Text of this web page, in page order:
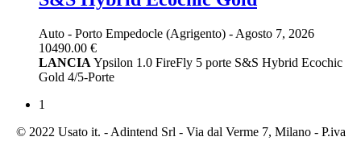
Auto - Porto Empedocle (Agrigento) - Agosto 7, 2026
10490.00 €
LANCIA Ypsilon 1.0 FireFly 5 porte S&S Hybrid Ecochic
Gold 4/5-Porte
1
© 2022 Usato it. - Adintend Srl - Via dal Verme 7, Milano - P.iva